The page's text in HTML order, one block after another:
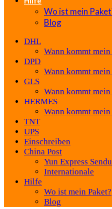
Wo ist mein
Blog
DHL
Wann kommt mein
DPD
Wann kommt mein
GLS
Wann kommt mein
HERMES
Wann kommt mein
TNT
UPS
Einschreiben
China Post
Yun Express
Internationale
Hilfe
Wo ist mein Paket?
Blog